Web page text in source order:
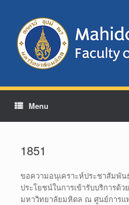
Menu
1851
ขอความอนุเคราะห์ประชาสัมพั
ประโยชน์ในการเข้ารับบริการด้
มหาวิทยาลัยมหิดล ณ ศูนย์การแ